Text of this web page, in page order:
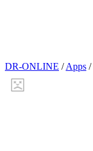
DR-ONLINE / Apps /